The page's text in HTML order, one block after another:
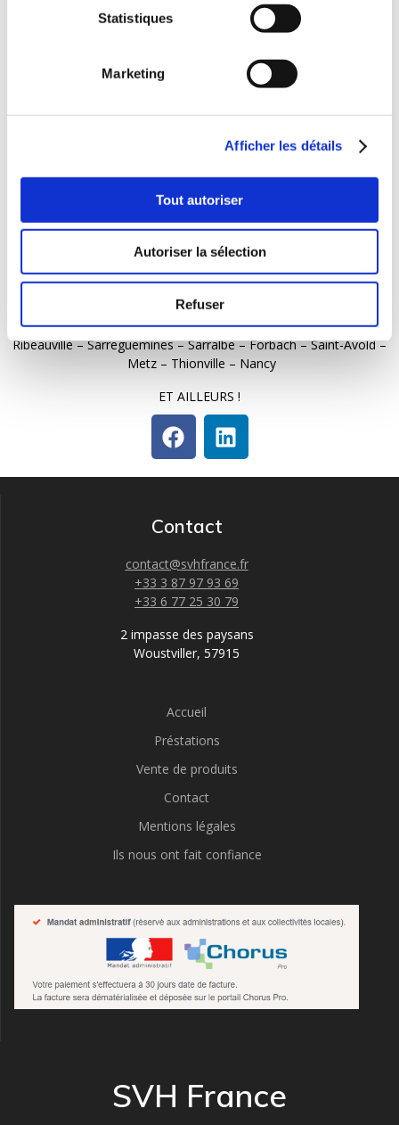
Statistiques
Marketing
Afficher les détails
Tout autoriser
Autoriser la sélection
Refuser
Zone d'intervention
Strasbourg – Sarrebourg – Saverne – Haguenau – Colmar –
Ribeauvillé – Sarreguemines – Sarralbe – Forbach – Saint-Avold –
Metz – Thionville – Nancy
ET AILLEURS !
Contact
contact@svhfrance.fr
+33 3 87 97 93 69
+33 6 77 25 30 79
2 impasse des paysans
Woustviller, 57915
Accueil
Préstations
Vente de produits
Contact
Mentions légales
Ils nous ont fait confiance
SVH France